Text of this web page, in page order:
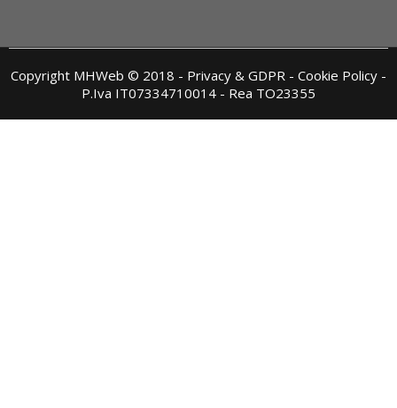
Copyright MHWeb © 2018 - Privacy & GDPR - Cookie Policy -
P.Iva IT07334710014 - Rea TO23355